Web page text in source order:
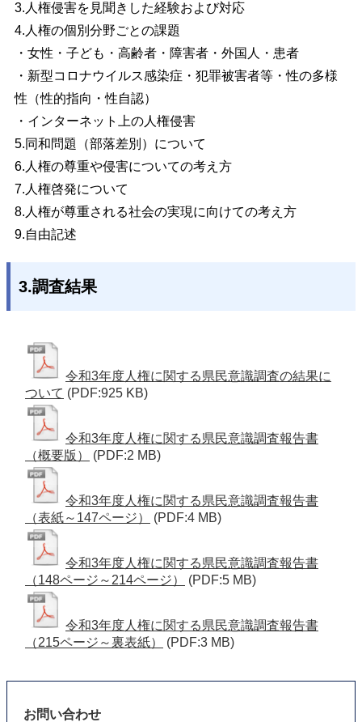
3.人権侵害を見聞きした経験および対応
4.人権の個別分野ごとの課題
・女性・子ども・高齢者・障害者・外国人・患者
・新型コロナウイルス感染症・犯罪被害者等・性の多様
性（性的指向・性自認）
・インターネット上の人権侵害
5.同和問題（部落差別）について
6.人権の尊重や侵害についての考え方
7.人権啓発について
8.人権が尊重される社会の実現に向けての考え方
9.自由記述
3.調査結果
令和3年度人権に関する県民意識調査の結果に
ついて (PDF:925 KB)
令和3年度人権に関する県民意識調査報告書
（概要版）
(PDF:2 MB)
令和3年度人権に関する県民意識調査報告書
（表紙～147ページ）
(PDF:4 MB)
令和3年度人権に関する県民意識調査報告書
（148ページ～214ページ）
(PDF:5 MB)
令和3年度人権に関する県民意識調査報告書
（215ページ～裏表紙）
(PDF:3 MB)
お問い合わせ